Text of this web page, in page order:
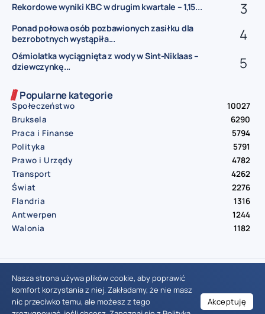
Rekordowe wyniki KBC w drugim kwartale – 1,15...
Ponad połowa osób pozbawionych zasiłku dla
bezrobotnych wystąpiła...
Ośmiolatka wyciągnięta z wody w Sint-Niklaas –
dziewczynkę...
Popularne kategorie
Społeczeństwo
10027
Bruksela
6290
Praca i Finanse
5794
Polityka
5791
Prawo i Urzędy
4782
Transport
4262
Świat
2276
Flandria
1316
Antwerpen
1244
Walonia
1182
© Aktualnosci.be – All Right Reserved 2016-2026
Nasza strona używa plików cookie, aby poprawić
komfort korzystania z niej. Zakładamy, że nie masz
nic przeciwko temu, ale możesz z tego
Akceptuję